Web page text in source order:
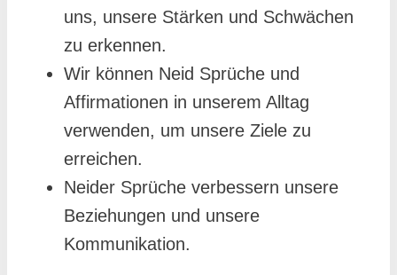
uns, unsere Stärken und Schwächen
zu erkennen.
Wir können Neid Sprüche und
Affirmationen in unserem Alltag
verwenden, um unsere Ziele zu
erreichen.
Neider Sprüche verbessern unsere
Beziehungen und unsere
Kommunikation.